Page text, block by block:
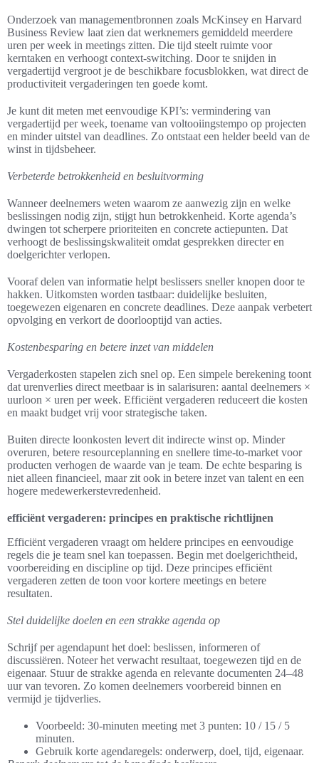
Onderzoek van managementbronnen zoals McKinsey en Harvard
Business Review laat zien dat werknemers gemiddeld meerdere
uren per week in meetings zitten. Die tijd steelt ruimte voor
kerntaken en verhoogt context-switching. Door te snijden in
vergadertijd vergroot je de beschikbare focusblokken, wat direct de
productiviteit vergaderingen ten goede komt.
Je kunt dit meten met eenvoudige KPI’s: vermindering van
vergadertijd per week, toename van voltooiingstempo op projecten
en minder uitstel van deadlines. Zo ontstaat een helder beeld van de
winst in tijdsbeheer.
Verbeterde betrokkenheid en besluitvorming
Wanneer deelnemers weten waarom ze aanwezig zijn en welke
beslissingen nodig zijn, stijgt hun betrokkenheid. Korte agenda’s
dwingen tot scherpere prioriteiten en concrete actiepunten. Dat
verhoogt de beslissingskwaliteit omdat gesprekken directer en
doelgerichter verlopen.
Vooraf delen van informatie helpt beslissers sneller knopen door te
hakken. Uitkomsten worden tastbaar: duidelijke besluiten,
toegewezen eigenaren en concrete deadlines. Deze aanpak verbetert
opvolging en verkort de doorlooptijd van acties.
Kostenbesparing en betere inzet van middelen
Vergaderkosten stapelen zich snel op. Een simpele berekening toont
dat urenverlies direct meetbaar is in salarisuren: aantal deelnemers ×
uurloon × uren per week. Efficiënt vergaderen reduceert die kosten
en maakt budget vrij voor strategische taken.
Buiten directe loonkosten levert dit indirecte winst op. Minder
overuren, betere resourceplanning en snellere time-to-market voor
producten verhogen de waarde van je team. De echte besparing is
niet alleen financieel, maar zit ook in betere inzet van talent en een
hogere medewerkerstevredenheid.
efficiënt vergaderen: principes en praktische richtlijnen
Efficiënt vergaderen vraagt om heldere principes en eenvoudige
regels die je team snel kan toepassen. Begin met doelgerichtheid,
voorbereiding en discipline op tijd. Deze principes efficiënt
vergaderen zetten de toon voor kortere meetings en betere
resultaten.
Stel duidelijke doelen en een strakke agenda op
Schrijf per agendapunt het doel: beslissen, informeren of
discussiëren. Noteer het verwacht resultaat, toegewezen tijd en de
eigenaar. Stuur de strakke agenda en relevante documenten 24–48
uur van tevoren. Zo komen deelnemers voorbereid binnen en
vermijd je tijdverlies.
Voorbeeld: 30-minuten meeting met 3 punten: 10 / 15 / 5
minuten.
Gebruik korte agendaregels: onderwerp, doel, tijd, eigenaar.